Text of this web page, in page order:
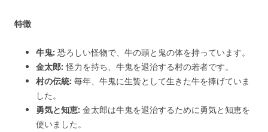
特徴
牛鬼: 恐ろしい怪物で、牛の頭と鬼の体を持っています。
金太郎: 怪力を持ち、牛鬼を退治する村の若者です。
村の伝統: 毎年、牛鬼に生贄として生きた牛を捧げていま
した。
勇気と知恵: 金太郎は牛鬼を退治するために勇気と知恵を
使いました。